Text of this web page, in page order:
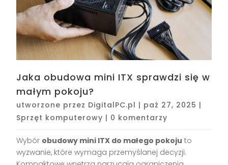
Jaka obudowa mini ITX sprawdzi się w
małym pokoju?
utworzone przez DigitalPC.pl | paź 27, 2025 |
Sprzęt komputerowy | 0 komentarzy
Wybór obudowy mini ITX do małego pokoju to
wyzwanie, które wymaga przemyślanej decyzji.